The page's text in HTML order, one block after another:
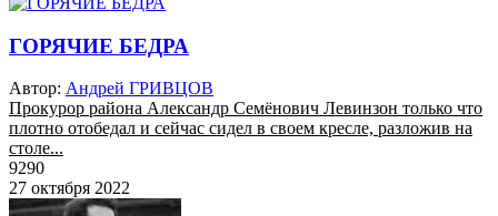
ГОРЯЧИЕ БЕДРА
Автор: Андрей ГРИВЦОВ
Прокурор района Александр Семёнович Левинзон только что
плотно отобедал и сейчас сидел в своем кресле, разложив на
столе...
9290
27 октября 2022